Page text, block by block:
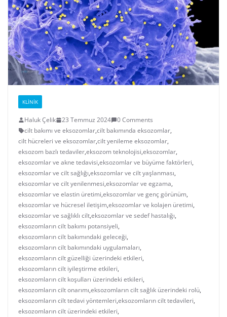
KLINIK
Haluk Çelik 23 Temmuz 2024
0 Comments
cilt bakımı ve eksozomlar,cilt bakımında eksozomlar,
cilt hücreleri ve eksozomlar,cilt yenileme eksozomlar,
eksozom bazlı tedaviler,eksozom teknolojisi,eksozomlar,
eksozomlar ve akne tedavisi,eksozomlar ve büyüme faktörleri,
eksozomlar ve cilt sağlığı,eksozomlar ve cilt yaşlanması,
eksozomlar ve cilt yenilenmesi,eksozomlar ve egzama,
eksozomlar ve elastin üretimi,eksozomlar ve genç görünüm,
eksozomlar ve hücresel iletişim,eksozomlar ve kolajen üretimi,
eksozomlar ve sağlıklı cilt,eksozomlar ve sedef hastalığı,
eksozomların cilt bakımı potansiyeli,
eksozomların cilt bakımındaki geleceği,
eksozomların cilt bakımındaki uygulamaları,
eksozomların cilt güzelliği üzerindeki etkileri,
eksozomların cilt iyileştirme etkileri,
eksozomların cilt koşulları üzerindeki etkileri,
eksozomların cilt onarımı,eksozomların cilt sağlık üzerindeki rolü,
eksozomların cilt tedavi yöntemleri,eksozomların cilt tedavileri,
eksozomların cilt üzerindeki etkileri,